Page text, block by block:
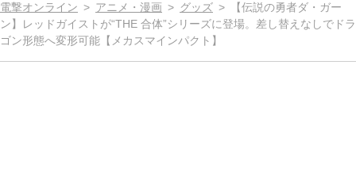
電撃オンライン アニメ・漫画 グッズ
【伝説の勇者ダ・ガー
ン】レッドガイストが“THE 合体”シリーズに登場。差し替えなしでドラ
ゴン形態へ変形可能【メカスマインパクト】